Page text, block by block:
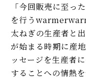
「今回販売に至っ
を行う
太ねぎの生産者と
が始まる時期に産
ッセージを生産者
することへの情熱